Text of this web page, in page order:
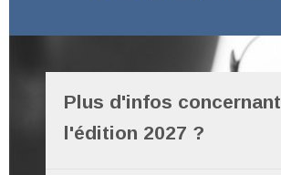
Plus d'infos concernant
l'édition 2027 ?